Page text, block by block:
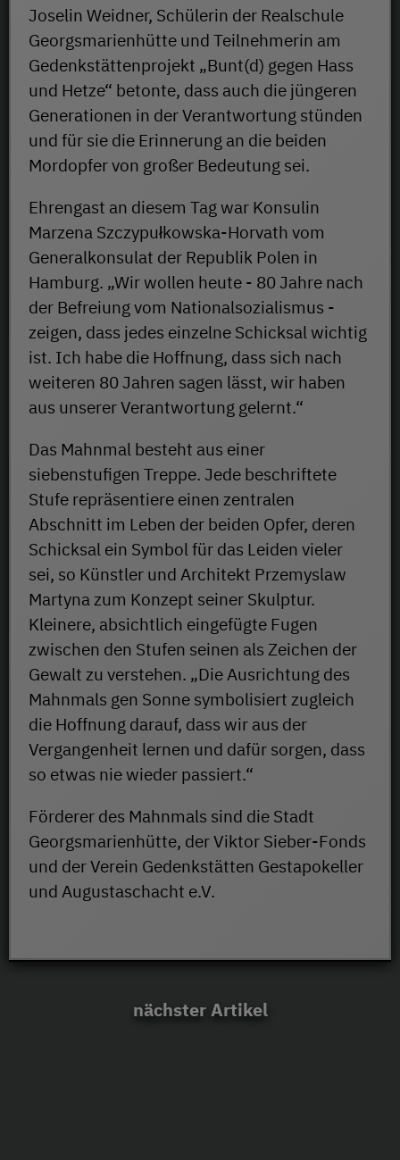
Joselin Weidner, Schülerin der Realschule
Georgsmarienhütte und Teilnehmerin am
Gedenkstättenprojekt „Bunt(d) gegen Hass
und Hetze“ betonte, dass auch die jüngeren
Generationen in der Verantwortung stünden
und für sie die Erinnerung an die beiden
Mordopfer von großer Bedeutung sei.
Ehrengast an diesem Tag war Konsulin
Marzena Szczypułkowska-Horvath vom
Generalkonsulat der Republik Polen in
Hamburg. „Wir wollen heute - 80 Jahre nach
der Befreiung vom Nationalsozialismus -
zeigen, dass jedes einzelne Schicksal wichtig
ist. Ich habe die Hoffnung, dass sich nach
weiteren 80 Jahren sagen lässt, wir haben
aus unserer Verantwortung gelernt.“
Das Mahnmal besteht aus einer
siebenstufigen Treppe. Jede beschriftete
Stufe repräsentiere einen zentralen
Abschnitt im Leben der beiden Opfer, deren
Schicksal ein Symbol für das Leiden vieler
sei, so Künstler und Architekt Przemyslaw
Martyna zum Konzept seiner Skulptur.
Kleinere, absichtlich eingefügte Fugen
zwischen den Stufen seinen als Zeichen der
Gewalt zu verstehen. „Die Ausrichtung des
Mahnmals gen Sonne symbolisiert zugleich
die Hoffnung darauf, dass wir aus der
Vergangenheit lernen und dafür sorgen, dass
so etwas nie wieder passiert.“
Förderer des Mahnmals sind die Stadt
Georgsmarienhütte, der Viktor Sieber-Fonds
und der Verein Gedenkstätten Gestapokeller
und Augustaschacht e.V.
nächster Artikel